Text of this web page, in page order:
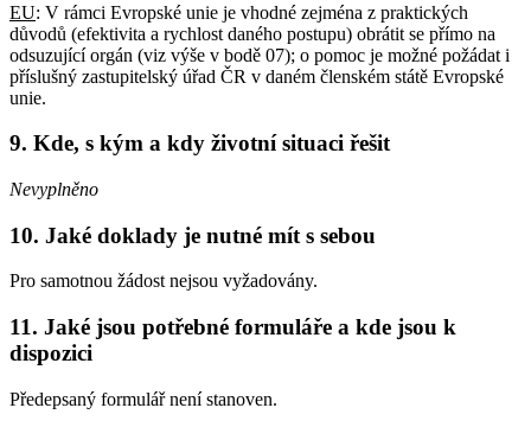
EU: V rámci Evropské unie je vhodné zejména z praktických
důvodů (efektivita a rychlost daného postupu) obrátit se přímo na
odsuzující orgán (viz výše v bodě 07); o pomoc je možné požádat i
příslušný zastupitelský úřad ČR v daném členském státě Evropské
unie.
9. Kde, s kým a kdy životní situaci řešit
Nevyplněno
10. Jaké doklady je nutné mít s sebou
Pro samotnou žádost nejsou vyžadovány.
11. Jaké jsou potřebné formuláře a kde jsou k
dispozici
Předepsaný formulář není stanoven.